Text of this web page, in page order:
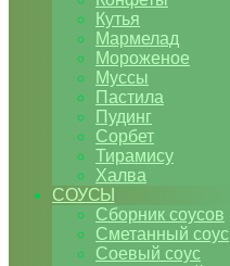
Кутья
Мармелад
Мороженое
Муссы
Пастила
Пудинг
Сорбет
Тирамису
Халва
СОУСЫ
Сборник соусов
Сметанный соус
Соевый соус